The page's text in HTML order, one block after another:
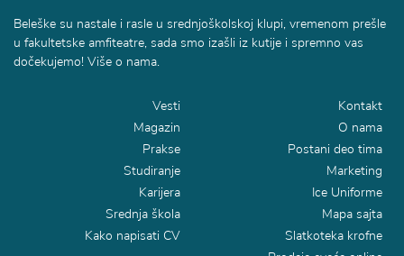
Beleške su nastale i rasle u srednjoškolskoj klupi, vremenom prešle
u fakultetske amfiteatre, sada smo izašli iz kutije i spremno vas
dočekujemo! Više o nama.
Vesti
Magazin
Prakse
Studiranje
Karijera
Srednja škola
Kako napisati CV
Kontakt
O nama
Postani deo tima
Marketing
Ice Uniforme
Mapa sajta
Slatkoteka krofne